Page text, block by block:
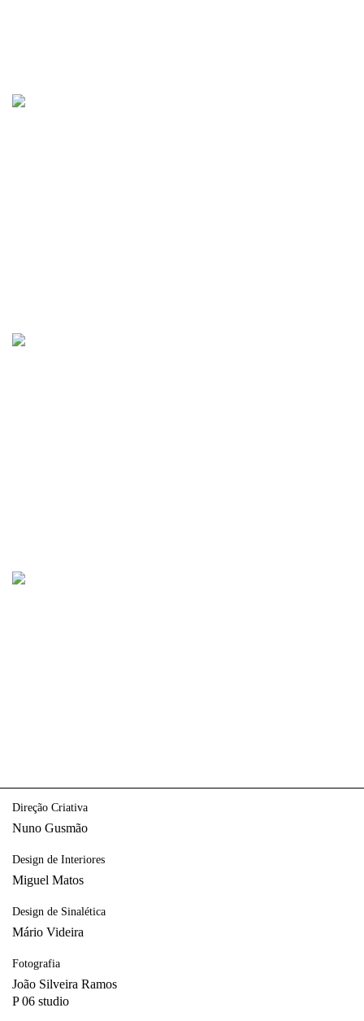
Direção Criativa
Nuno Gusmão
Design de Interiores
Miguel Matos
Design de Sinalética
Mário Videira
Fotografia
João Silveira Ramos
P 06 studio